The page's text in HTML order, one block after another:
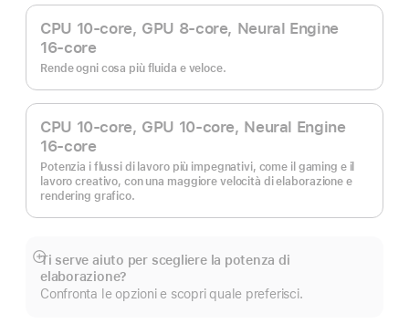
CPU 10‑core, GPU 8‑core, Neural Engine
16‑core
Rende ogni cosa più fluida e veloce.
CPU 10‑core, GPU 10‑core, Neural Engine
16‑core
Potenzia i flussi di lavoro più impegnativi, come il gaming e il
lavoro creativo, con una maggiore velocità di elaborazione e
rendering grafico.
Ti serve aiuto per scegliere la potenza di
elaborazione?
Confronta le opzioni e scopri quale preferisci.
Mostra
di
più